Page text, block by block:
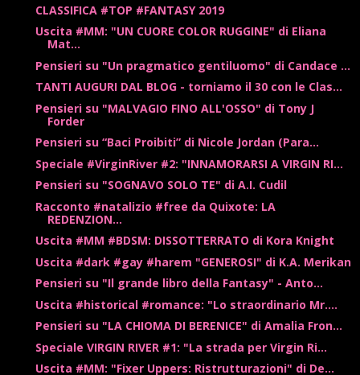
CLASSIFICA #TOP #FANTASY 2019
Uscita #MM: "UN CUORE COLOR RUGGINE" di Eliana
Mat...
Pensieri su "Un pragmatico gentiluomo" di Candace ...
TANTI AUGURI DAL BLOG - torniamo il 30 con le Clas...
Pensieri su "MALVAGIO FINO ALL'OSSO" di Tony J
Forder
Pensieri su “Baci Proibiti” di Nicole Jordan (Para...
Speciale #VirginRiver #2: "INNAMORARSI A VIRGIN RI...
Pensieri su "SOGNAVO SOLO TE" di A.I. Cudil
Racconto #natalizio #free da Quixote: LA
REDENZION...
Uscita #MM #BDSM: DISSOTTERRATO di Kora Knight
Uscita #dark #gay #harem "GENEROSI" di K.A. Merikan
Pensieri su "Il grande libro della Fantasy" - Anto...
Uscita #historical #romance: "Lo straordinario Mr....
Pensieri su "LA CHIOMA DI BERENICE" di Amalia Fron...
Speciale VIRGIN RIVER #1: "La strada per Virgin Ri...
Uscita #MM: "Fixer Uppers: Ristrutturazioni" di De...